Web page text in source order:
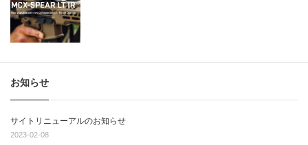
お知らせ
サイトリニューアルのお知らせ
2023-02-08